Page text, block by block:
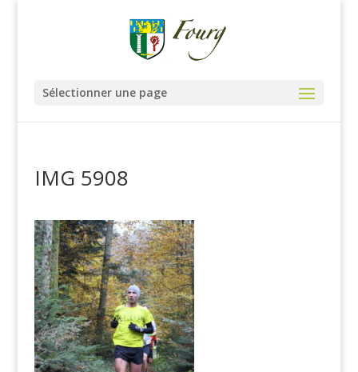
Sélectionner une page
IMG 5908